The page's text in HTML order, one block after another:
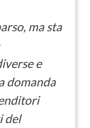
ma sta
e
domanda
del